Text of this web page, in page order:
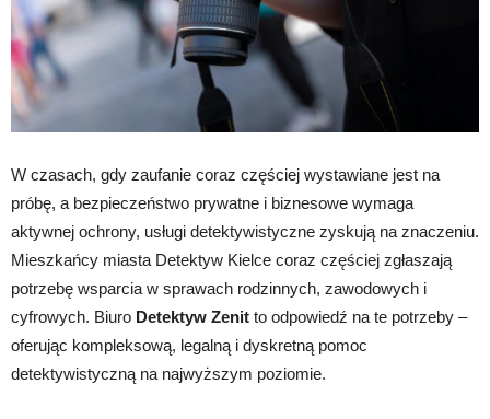
W czasach, gdy zaufanie coraz częściej wystawiane jest na
próbę, a bezpieczeństwo prywatne i biznesowe wymaga
aktywnej ochrony, usługi detektywistyczne zyskują na znaczeniu.
Mieszkańcy miasta Detektyw Kielce coraz częściej zgłaszają
potrzebę wsparcia w sprawach rodzinnych, zawodowych i
cyfrowych. Biuro Detektyw Zenit to odpowiedź na te potrzeby –
oferując kompleksową, legalną i dyskretną pomoc
detektywistyczną na najwyższym poziomie.